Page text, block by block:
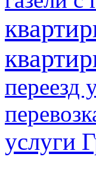
переезд
услуги